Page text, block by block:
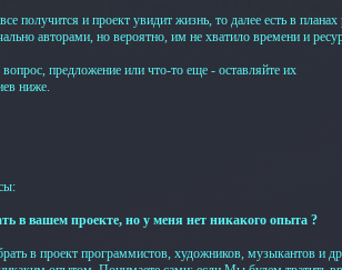
получится и проект увидит жизнь, то далее есть в планах
авторами, но вероятно, им не хватило времени и
предложение или что-то еще - оставляйте их
ниже.
в вашем проекте, но у меня нет никакого опыта ?
в проект программистов, художников, музыкантов и